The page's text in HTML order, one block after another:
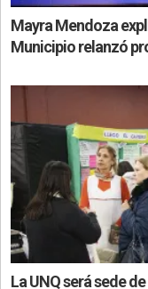
Mayra Mendoza
Municipio relanzó
La UNQ será sede